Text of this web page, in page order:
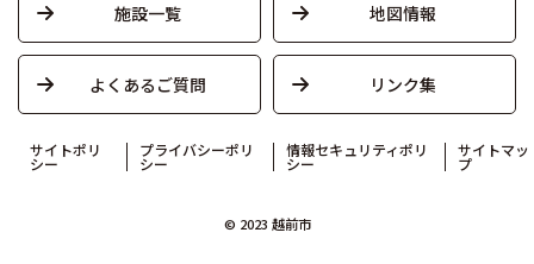
施設一覧 地図情報
よくあるご質問 リンク集
サイトポリ
シー
プライバシーポリ
シー
情報セキュリティポリ
シー
サイトマッ
プ
© 2023 越前市